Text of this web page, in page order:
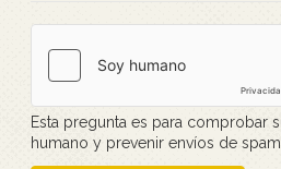
Esta pregunta es para comprobar
humano y prevenir envíos de